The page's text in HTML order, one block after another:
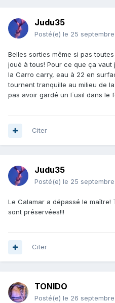
Judu35
Posté(e) le 25
Belles sorties même si pas
joué à tous! Pour ce que ça
la Carro carry, eau à 22 en
tournent tranquille au milieu de
pas avoir gardé un Fusil dans le
Citer
Judu35
Posté(e) le 25
Le Calamar a dépassé le maître!
sont préservées!!!
Citer
TONIDO
Posté(e) le 26